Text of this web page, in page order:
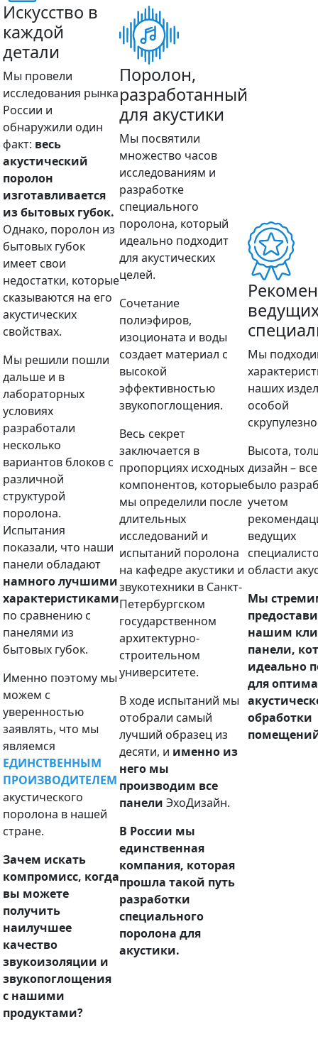
Искусство в
каждой
детали
Мы провели
исследования рынка
России и
обнаружили один
факт: весь
акустический
поролон
изготавливается
из бытовых губок.
Однако, поролон из
бытовых губок
имеет свои
недостатки, которые
сказываются на его
акустических
свойствах.
Мы решили пошли
дальше и в
лабораторных
условиях
разработали
несколько
вариантов блоков с
различной
структурой
поролона.
Испытания
показали, что наши
панели обладают
намного лучшими
характеристиками
по сравнению с
панелями из
бытовых губок.
Именно поэтому мы
можем с
уверенностью
заявлять, что мы
являемся
ЕДИНСТВЕННЫМ
ПРОИЗВОДИТЕЛЕМ
акустического
поролона в нашей
стране.
Зачем искать
компромисс, когда
вы можете
получить
наилучшее
качество
звукоизоляции и
звукопоглощения
с нашими
продуктами?
Поролон,
разработанный
для акустики
Мы посвятили
множество часов
исследованиям и
разработке
специального
поролона, который
идеально подходит
для акустических
целей.
Сочетание
полиэфиров,
изоционата и воды
создает материал с
высокой
эффективностью
звукопоглощения.
Весь секрет
заключается в
пропорциях исходных
компонентов, которые
мы определили после
длительных
исследований и
испытаний поролона
на кафедре акустики и
звукотехники в Санкт-
Петербургском
государственном
архитектурно-
строительном
университете.
В ходе испытаний мы
отобрали самый
лучший образец из
десяти, и именно из
него мы
производим все
панели ЭхоДизайн.
В России мы
единственная
компания, которая
прошла такой путь
разработки
специального
поролона для
акустики.
Мы
наших
особой
Высота,
дизайн –
было
учетом
ведущих
области
Мы
нашим
панели,
идеально
для
обработки